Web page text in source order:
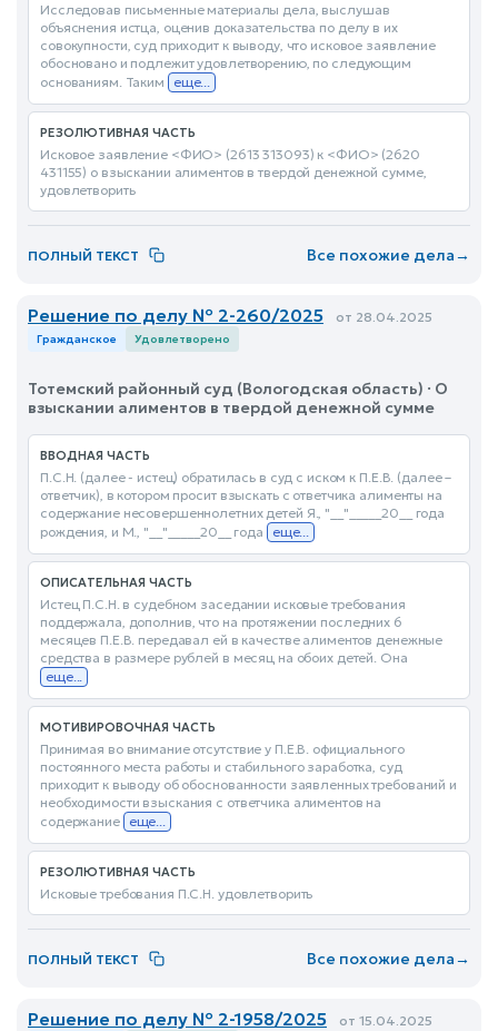
Исследовав письменные материалы дела, выслушав
объяснения истца, оценив доказательства по делу в их
совокупности, суд приходит к выводу, что исковое заявление
обосновано и подлежит удовлетворению, по следующим
основаниям. Таким
еще...
РЕЗОЛЮТИВНАЯ ЧАСТЬ
Исковое заявление <ФИО> (2613 313093) к <ФИО> (2620
431155) о взыскании алиментов в твердой денежной сумме,
удовлетворить
ПОЛНЫЙ ТЕКСТ Все похожие дела→
Решение по делу № 2-260/2025 от 28.04.2025
Гражданское Удовлетворено
Тотемский районный суд (Вологодская область) · О
взыскании алиментов в твердой денежной сумме
ВВОДНАЯ ЧАСТЬ
П.С.Н. (далее - истец) обратилась в суд с иском к П.Е.В. (далее –
ответчик), в котором просит взыскать с ответчика алименты на
содержание несовершеннолетних детей Я., "__"_____20__ года
рождения, и М., "__"_____20__ года
еще...
ОПИСАТЕЛЬНАЯ ЧАСТЬ
Истец П.С.Н. в судебном заседании исковые требования
поддержала, дополнив, что на протяжении последних 6
месяцев П.Е.В. передавал ей в качестве алиментов денежные
средства в размере рублей в месяц на обоих детей. Она
еще...
МОТИВИРОВОЧНАЯ ЧАСТЬ
Принимая во внимание отсутствие у П.Е.В. официального
постоянного места работы и стабильного заработка, суд
приходит к выводу об обоснованности заявленных требований и
необходимости взыскания с ответчика алиментов на
содержание еще...
РЕЗОЛЮТИВНАЯ ЧАСТЬ
Исковые требования П.С.Н. удовлетворить
ПОЛНЫЙ ТЕКСТ Все похожие дела→
Решение по делу № 2-1958/2025 от 15.04.2025